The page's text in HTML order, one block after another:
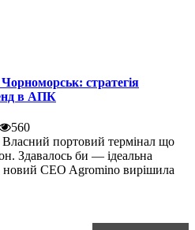
стратегія
в АПК
560
Власний портовий термінал що
Здавалось би — ідеальна
новий CEO Agromino вирішила